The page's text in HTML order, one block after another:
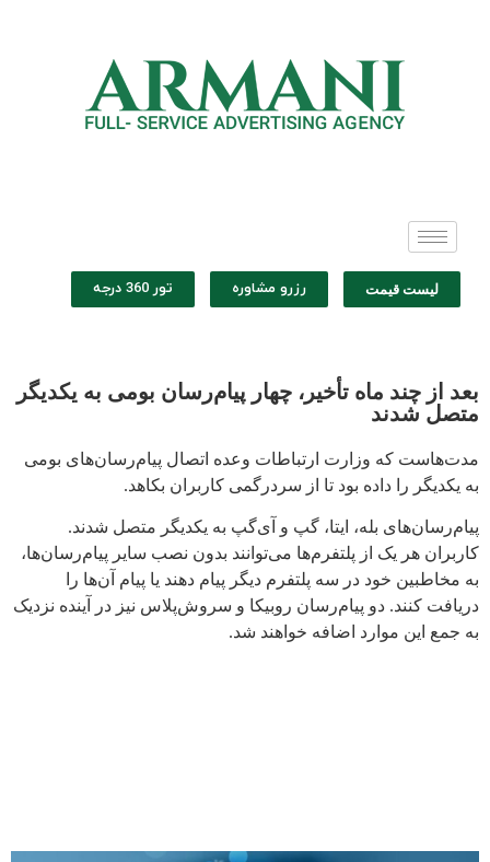
لیست قیمت رزرو مشاوره تور 360 درجه
بعد از چند ماه تأخیر، چهار پیام‌رسان بومی به یکدیگر
متصل شدند
مدت‌هاست که وزارت ارتباطات وعده اتصال پیام‌رسان‌های بومی
به یکدیگر را داده بود تا از سردرگمی کاربران بکاهد.
پیام‌رسان‌های بله، ایتا، گپ و آی‌گپ به یکدیگر متصل شدند.
کاربران هر یک از پلتفرم‌ها می‌توانند بدون نصب سایر پیام‌رسان‌ها،
به مخاطبین خود در سه پلتفرم دیگر پیام دهند یا پیام آن‌ها را
دریافت کنند. دو پیام‌رسان روبیکا و سروش‌پلاس نیز در آینده نزدیک
به جمع این موارد اضافه خواهند شد.